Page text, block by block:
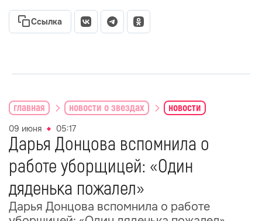
Ссылка
главная новости о звездах новости
09 июня 05:17
Дарья Донцова вспомнила о
работе уборщицей: «Один
дяденька пожалел»
Дарья Донцова вспомнила о работе